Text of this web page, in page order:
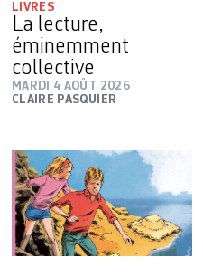
LIVRES
La lecture,
éminemment
collective
MARDI 4 AOÛT 2026
CLAIRE PASQUIER